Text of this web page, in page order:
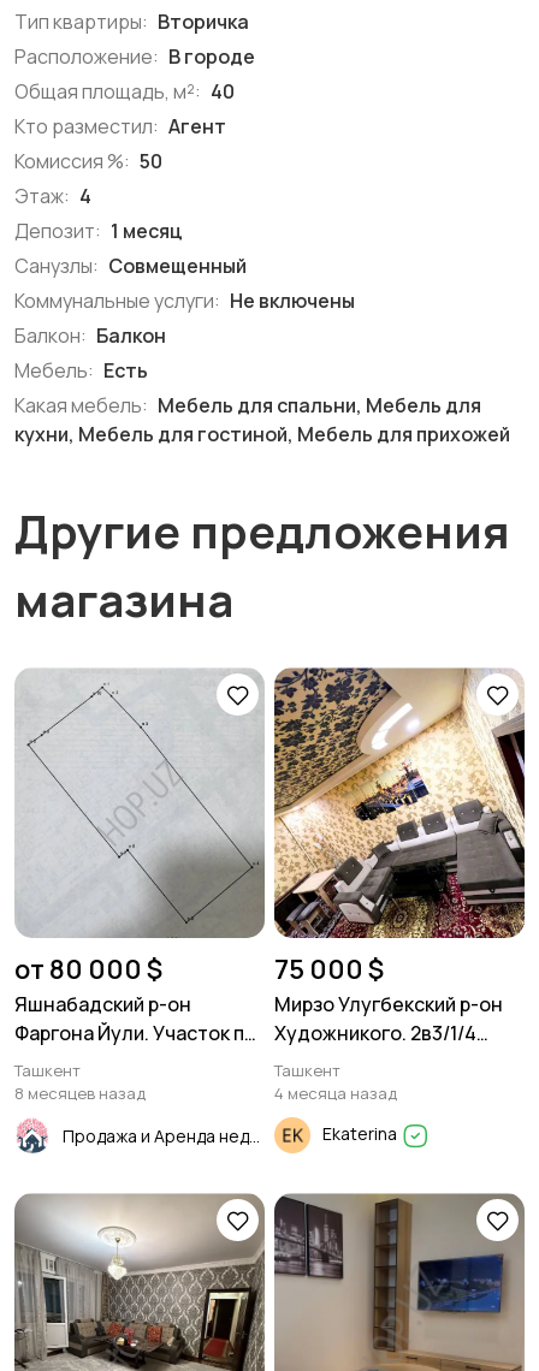
Тип квартиры: Вторичка
Расположение: В городе
Общая площадь, м²: 40
Кто разместил: Агент
Комиссия %: 50
Этаж: 4
Депозит: 1 месяц
Санузлы: Совмещенный
Коммунальные услуги: Не включены
Балкон: Балкон
Мебель: Есть
Какая мебель: Мебель для спальни, Мебель для
кухни, Мебель для гостиной, Мебель для прихожей
Другие предложения
магазина
от 80 000 $
Яшнабадский р-он
Фаргона Йули. Участок по
застройку 3,3 соток фасад
11и.
Ташкент
8 месяцев назад
75 000 $
Мирзо Улугбекский р-он
Художникого. 2в3/1/4
46м² Панель.
Ташкент
4 месяца назад
Ekaterina